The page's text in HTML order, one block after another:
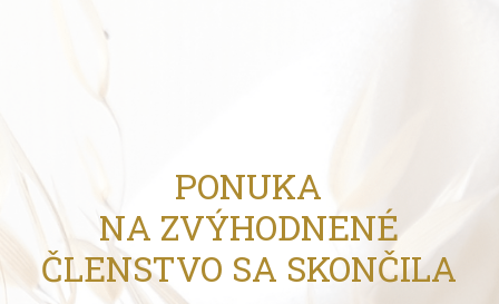
PONUKA
NA ZVÝHODNENÉ
ČLENSTVO SA SKONČILA